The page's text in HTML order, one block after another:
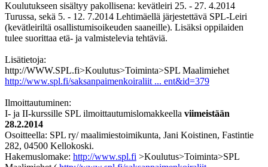
Koulutukseen sisältyy pakollisena: kevätleiri 25. - 27. 4.2014
Turussa, sekä 5. - 12. 7.2014 Lehtimäellä järjestettävä SPL-Leiri
(kevätleiriltä osallistumisoikeuden saaneille). Lisäksi oppilaiden
tulee suorittaa etä- ja valmistelevia tehtäviä.
Lisätietoja:
http://WWW.SPL.fi>Koulutus>Toiminta>SPL Maalimiehet
http://www.spl.fi/saksanpaimenkoiraliit ... ent&id=379
Ilmoittautuminen:
I- ja II-kurssille SPL ilmoittautumislomakkeella viimeistään
28.2.2014
Osoitteella: SPL ry/ maalimiestoimikunta, Jani Koistinen, Fastintie
282, 04500 Kellokoski.
Hakemuslomake: http://www.spl.fi >Koulutus>Toiminta>SPL